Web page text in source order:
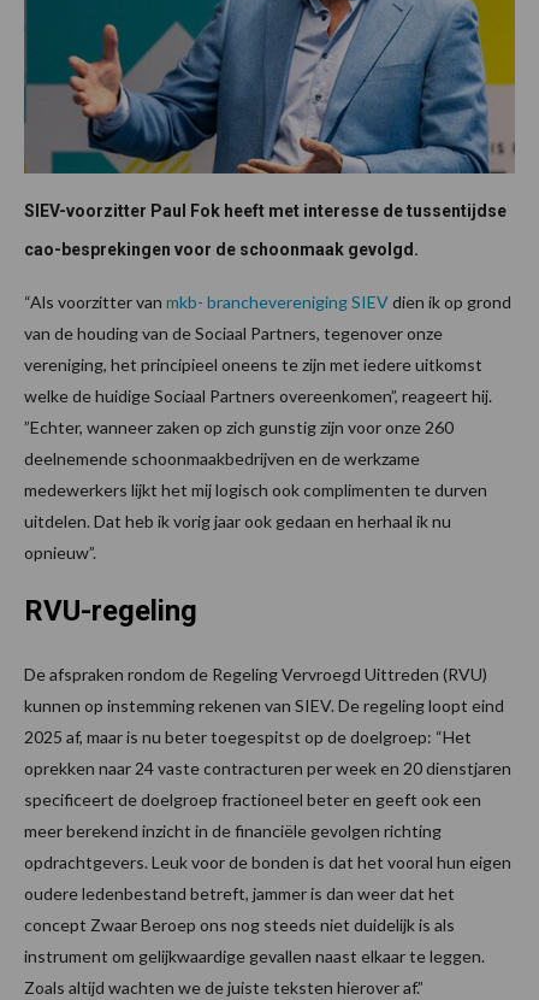
SIEV-voorzitter Paul Fok heeft met interesse de tussentijdse
cao-besprekingen voor de schoonmaak gevolgd.
“Als voorzitter van mkb- branchevereniging SIEVdien ik op grond
van de houding van de Sociaal Partners, tegenover onze
vereniging, het principieel oneens te zijn met iedere uitkomst
welke de huidige Sociaal Partners overeenkomen”, reageert hij.
”Echter, wanneer zaken op zich gunstig zijn voor onze 260
deelnemende schoonmaakbedrijven en de werkzame
medewerkers lijkt het mij logisch ook complimenten te durven
uitdelen. Dat heb ik vorig jaar ook gedaan en herhaal ik nu
opnieuw”.
RVU-regeling
De afspraken rondom de Regeling Vervroegd Uittreden (RVU)
kunnen op instemming rekenen van SIEV. De regeling loopt eind
2025 af, maar is nu beter toegespitst op de doelgroep: “Het
oprekken naar 24 vaste contracturen per week en 20 dienstjaren
specificeert de doelgroep fractioneel beter en geeft ook een
meer berekend inzicht in de financiële gevolgen richting
opdrachtgevers. Leuk voor de bonden is dat het vooral hun eigen
oudere ledenbestand betreft, jammer is dan weer dat het
concept Zwaar Beroep ons nog steeds niet duidelijk is als
instrument om gelijkwaardige gevallen naast elkaar te leggen.
Zoals altijd wachten we de juiste teksten hierover af.”